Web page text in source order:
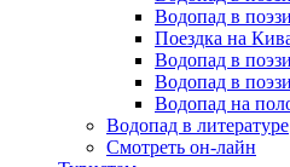
Водопад в
Поездка на
Водопад в
Водопад в
Водопад на
Водопад в литературе
Смотреть он-лайн